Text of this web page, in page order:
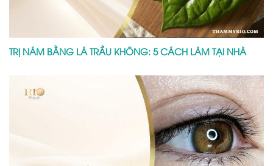
TRỊ NÁM BẰNG LÁ TRẦU KHÔNG: 5 CÁCH LÀM TẠI NHÀ